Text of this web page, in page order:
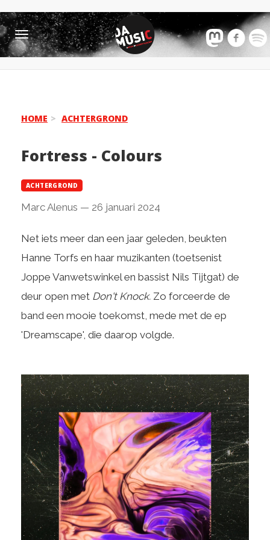
Toggle
navigation
HOME ACHTERGROND
Fortress - Colours
ACHTERGROND
Marc Alenus — 26 januari 2024
Net iets meer dan een jaar geleden, beukten
Hanne Torfs en haar muzikanten (toetsenist
Joppe Vanwetswinkel en bassist Nils Tijtgat) de
deur open met Don't Knock. Zo forceerde de
band een mooie toekomst, mede met de ep
'Dreamscape', die daarop volgde.